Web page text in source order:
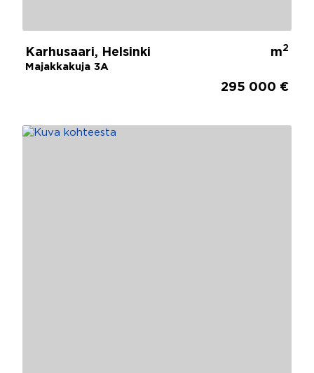
Karhusaari, Helsinki
Majakkakuja 3A
m2
295 000 €